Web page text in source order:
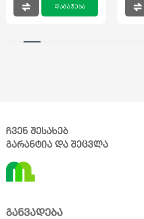
დამატება
ჩვენ შესახებ
გარანტია და შეცვლა
განვადება